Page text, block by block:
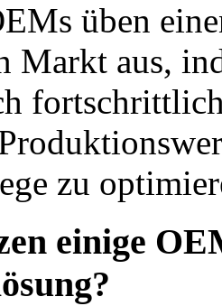
üben
Markt aus,
zu
einige